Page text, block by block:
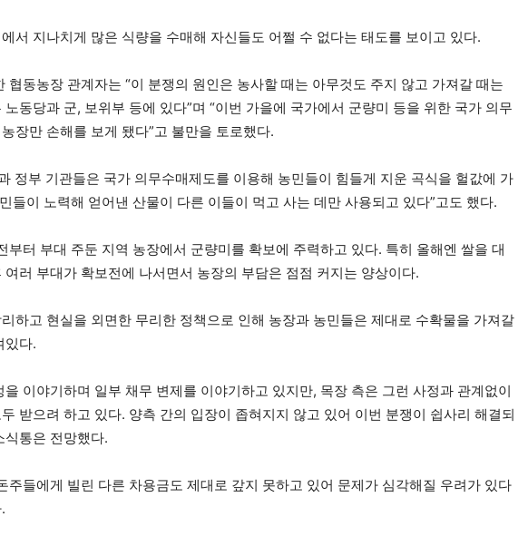
서 지나치게 많은 식량을 수매해 자신들도 어쩔 수 없다는 태도를 보이고 있다.
협동농장 관계자는 “이 분쟁의 원인은 농사할 때는 아무것도 주지 않고 가져갈 때는
동당과 군, 보위부 등에 있다”며 “이번 가을에 국가에서 군량미 등을 위한 국가 의무
장만 손해를 보게 됐다”고 불만을 토로했다.
정부 기관들은 국가 의무수매제도를 이용해 농민들이 힘들게 지운 곡식을 헐값에 가
들이 노력해 얻어낸 산물이 다른 이들이 먹고 사는 데만 사용되고 있다”고도 했다.
부터 부대 주둔 지역 농장에서 군량미를 확보에 주력하고 있다. 특히 올해엔 쌀을 대
여러 부대가 확보전에 나서면서 농장의 부담은 점점 커지는 양상이다.
하고 현실을 외면한 무리한 정책으로 인해 농장과 농민들은 제대로 수확물을 가져갈
있다.
을 이야기하며 일부 채무 변제를 이야기하고 있지만, 목장 측은 그런 사정과 관계없이
받으려 하고 있다. 양측 간의 입장이 좁혀지지 않고 있어 이번 분쟁이 쉽사리 해결되
식통은 전망했다.
주들에게 빌린 다른 차용금도 제대로 갚지 못하고 있어 문제가 심각해질 우려가 있다